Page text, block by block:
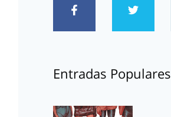
Entradas Populares